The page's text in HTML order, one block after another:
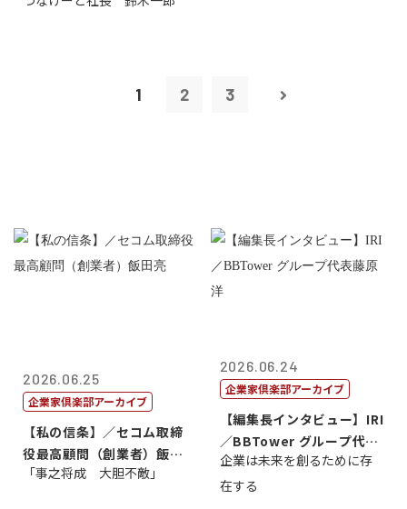
1 2 3
2026.06.25
企業家倶楽部アーカイブ
【私の信条】／セコム取締
役最高顧問（創業者）飯田
亮
「事之将成 大胆不敵」
2026.06.24
企業家倶楽部アーカイブ
【編集長インタビュー】IRI
／BBTower グループ代表
藤...
企業は未来を創るために存
在する